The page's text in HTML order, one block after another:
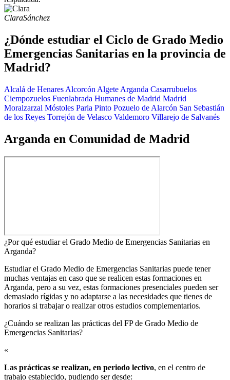
ClaraSánchez
¿Dónde estudiar el Ciclo de Grado Medio
Emergencias Sanitarias en la provincia de
Madrid?
Alcalá de Henares Alcorcón Algete Arganda Casarrubuelos
Ciempozuelos Fuenlabrada Humanes de Madrid Madrid
Moralzarzal Móstoles Parla Pinto Pozuelo de Alarcón San Sebastián
de los Reyes Torrejón de Velasco Valdemoro Villarejo de Salvanés
Arganda en Comunidad de Madrid
¿Por qué estudiar el Grado Medio de Emergencias Sanitarias en
Arganda?
Estudiar el Grado Medio de Emergencias Sanitarias puede tener
muchas ventajas en caso que se realicen estas formaciones en
Arganda, pero a su vez, estas formaciones presenciales pueden ser
demasiado rígidas y no adaptarse a las necesidades que tienes de
horarios si trabajar o realizar otros estudios complementarios.
¿Cuándo se realizan las prácticas del FP de Grado Medio de
Emergencias Sanitarias?​
«
Las prácticas se realizan, en periodo lectivo, en el centro de
trabajo establecido, pudiendo ser desde: